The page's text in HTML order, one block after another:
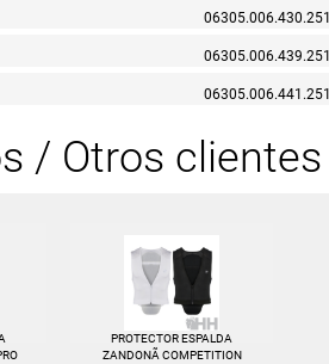
06305.006.430.251
06305.006.439.251
06305.006.441.251
/ Otros
PROTECTOR ESPALDA
ZANDONÃ COMPETITION